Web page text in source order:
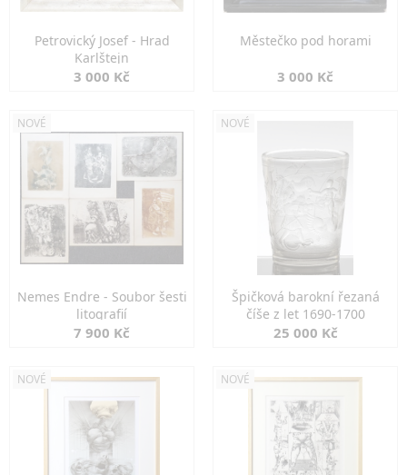
Petrovický Josef - Hrad
Karlštejn
3 000 Kč
Městečko pod horami
3 000 Kč
NOVÉ
Nemes Endre - Soubor šesti
litografií
7 900 Kč
NOVÉ
Špičková barokní řezaná
číše z let 1690-1700
25 000 Kč
NOVÉ NOVÉ